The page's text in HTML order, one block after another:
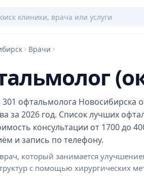
Врачи
офтальмолога Новосибирска
за 2026 год. Список лучших
консультации от 1700 до
и запись по телефону.
который занимается
с помощью хирургических